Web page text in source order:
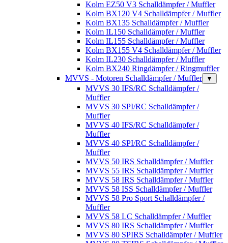
Kolm EZ50 V3 Schalldämpfer / Muffler
Kolm BX120 V4 Schalldämpfer / Muffler
Kolm BX135 Schalldämpfer / Muffler
Kolm IL150 Schalldämpfer / Muffler
Kolm IL155 Schalldämpfer / Muffler
Kolm BX155 V4 Schalldämpfer / Muffler
Kolm IL230 Schalldämpfer / Muffler
Kolm BX240 Ringdämpfer / Ringmuffler
MVVS - Motoren Schalldämpfer / Muffler
▼
MVVS 30 IFS/RC Schalldämpfer /
Muffler
MVVS 30 SPI/RC Schalldämpfer /
Muffler
MVVS 40 IFS/RC Schalldämpfer /
Muffler
MVVS 40 SPI/RC Schalldämpfer /
Muffler
MVVS 50 IRS Schalldämpfer / Muffler
MVVS 55 IRS Schalldämpfer / Muffler
MVVS 58 IRS Schalldämpfer / Muffler
MVVS 58 ISS Schalldämpfer / Muffler
MVVS 58 Pro Sport Schalldämpfer /
Muffler
MVVS 58 LC Schalldämpfer / Muffler
MVVS 80 IRS Schalldämpfer / Muffler
MVVS 80 SPIRS Schalldämpfer / Muffler